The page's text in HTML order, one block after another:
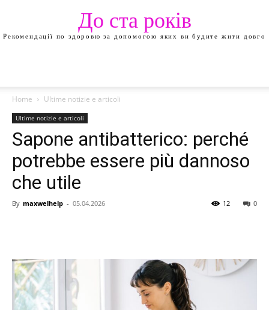
До ста років
Рекомендації по здоровю за допомогою яких ви будите жити довго
Home Ultime notizie e articoli
Ultime notizie e articoli
Sapone antibatterico: perché
potrebbe essere più dannoso
che utile
By maxwelhelp - 05.04.2026 0
12